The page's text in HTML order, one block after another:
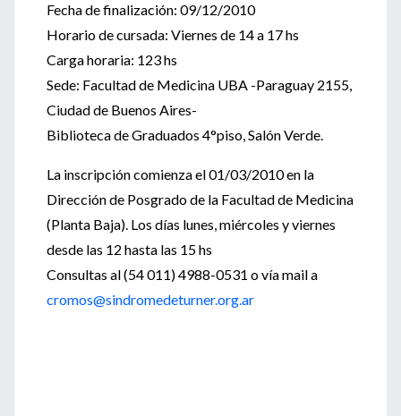
Fecha de finalización: 09/12/2010
Horario de cursada: Viernes de 14 a 17 hs
Carga horaria: 123 hs
Sede: Facultad de Medicina UBA -Paraguay 2155,
Ciudad de Buenos Aires-
Biblioteca de Graduados 4°piso, Salón Verde.
La inscripción comienza el 01/03/2010 en la
Dirección de Posgrado de la Facultad de Medicina
(Planta Baja). Los días lunes, miércoles y viernes
desde las 12 hasta las 15 hs
Consultas al (54 011) 4988-0531 o vía mail a
cromos@sindromedeturner.org.ar